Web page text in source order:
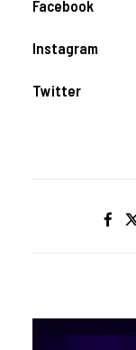
Facebook
Instagram
Twitter